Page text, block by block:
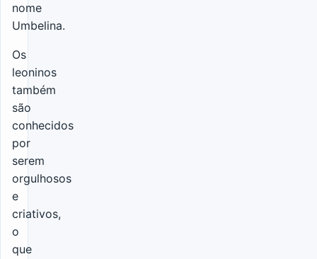
nome
Umbelina.
Os
leoninos
também
são
conhecidos
por
serem
orgulhosos
e
criativos,
o
que